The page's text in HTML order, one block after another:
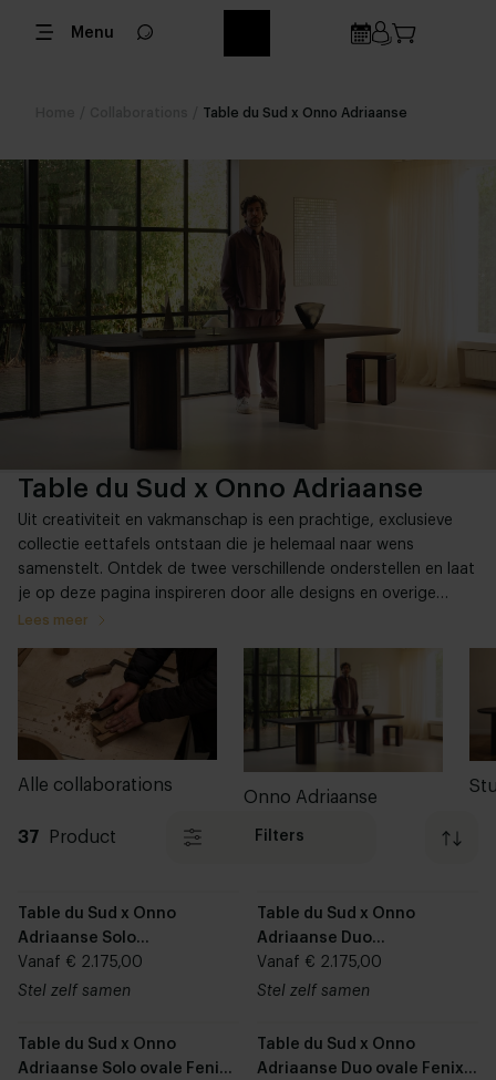
Menu
Table du Sud x Onno Adriaanse
Table du Sud x Onno Adriaanse
Uit creativiteit en vakmanschap is een prachtige, exclusieve
collectie eettafels ontstaan die je helemaal naar wens
samenstelt. Ontdek de twee verschillende onderstellen en laat
je op deze pagina inspireren door alle designs en overige
mogelijkheden.
Lees meer
Alle collaborations
Onno Adriaanse
37 Product Filters
Table du Sud x Onno
Adriaanse Solo
rechthoekige Fenix unicolor
eettafel
Vanaf € 2.175,00
Stel zelf samen
Table du Sud x Onno
Adriaanse Duo
rechthoekige Fenix unicolor
eettafel
Vanaf € 2.175,00
Stel zelf samen
Table du Sud x Onno
Adriaanse Solo ovale Fenix
Table du Sud x Onno
Adriaanse Duo ovale Fenix